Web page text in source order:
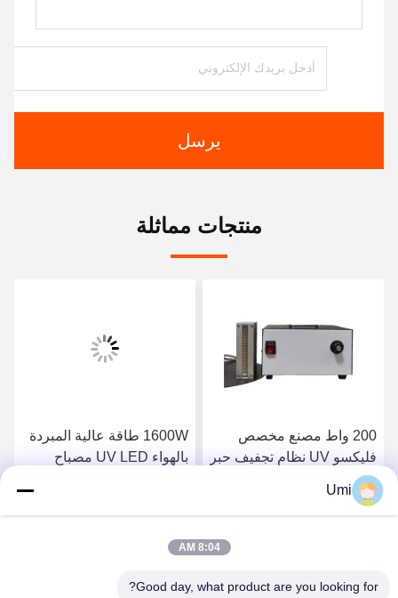
يرسل
منتجات مماثلة
200 واط مصنع مخصص
فليكسو UV نظام تجفيف حبر
فوق البنفسجية 395nm
احصل على افضل سعر
1600W طاقة عالية المبردة
بالهواء UV LED مصباح
للتعرض للطباعة الشاشة
احصل على افضل سعر
Umi
8:04 AM
Good day, what product are you looking for?